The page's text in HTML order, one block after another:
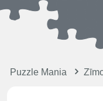
Puzzle Mania